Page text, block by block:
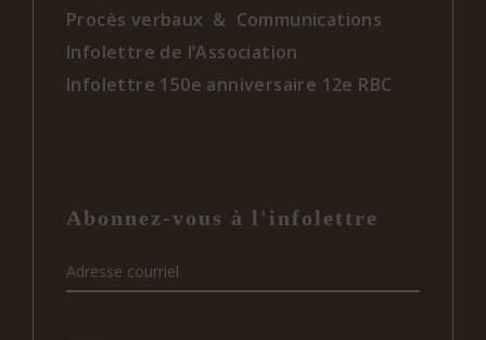
Procès verbaux & Communications
Infolettre de l’Association
Infolettre 150e anniversaire 12e RBC
Abonnez-vous à l'infolettre